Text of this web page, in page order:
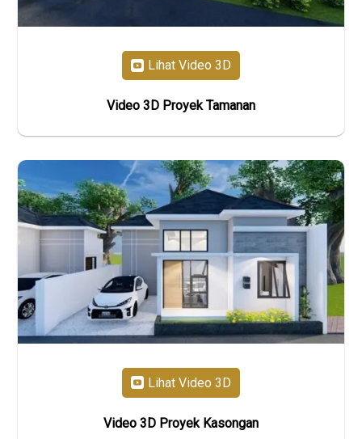
Lihat Video 3D
Video 3D Proyek Tamanan
Lihat Video 3D
Video 3D Proyek Kasongan